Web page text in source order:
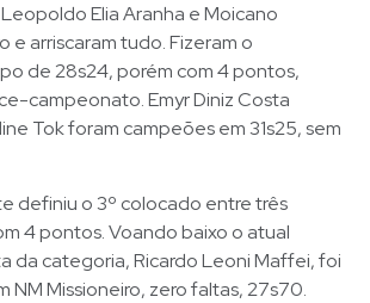
Elia Aranha e Moicano
e arriscaram tudo. Fizeram o
de 28s24, porém com 4 pontos,
campeonato. Emyr Diniz Costa
Tok foram campeões em 31s25, sem
definiu o 3º colocado entre três
4 pontos. Voando baixo o atual
da categoria, Ricardo Leoni Maffei, foi
NM Missioneiro, zero faltas, 27s70.